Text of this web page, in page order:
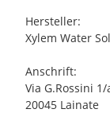
Hersteller:
Xylem Water
Anschrift:
Via G.Rossini 1/
20045 Lainate